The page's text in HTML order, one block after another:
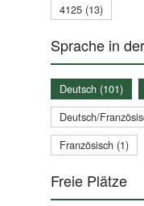
4125 (13)
Sprache in
Deutsch (101)
Deutsch/
Französisch (1)
Freie Plätze